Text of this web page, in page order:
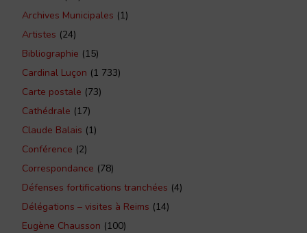
Archives Municipales (1)
Artistes (24)
Bibliographie (15)
Cardinal Luçon (1 733)
Carte postale (73)
Cathédrale (17)
Claude Balais (1)
Conférence (2)
Correspondance (78)
Défenses fortifications tranchées (4)
Délégations – visites à Reims (14)
Eugène Chausson (100)